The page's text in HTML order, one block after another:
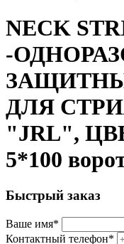
NECK
-
ДЛЯ
"JRL",
5*100
Быстрый заказ
Ваше имя*
Контактный телефон*